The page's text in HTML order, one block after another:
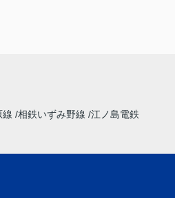
線 相鉄いずみ野線 江ノ島電鉄